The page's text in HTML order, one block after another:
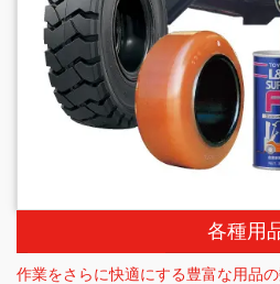
各種用
作業をさらに快適にする豊富な用品の